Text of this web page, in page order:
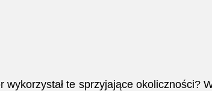
wykorzystał te sprzyjające okoliczności?